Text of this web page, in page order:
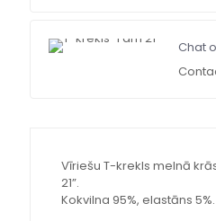
Chat
Vīriešu T-krekls melnā
21”.
Kokvilna 95%, elastāns 5%.